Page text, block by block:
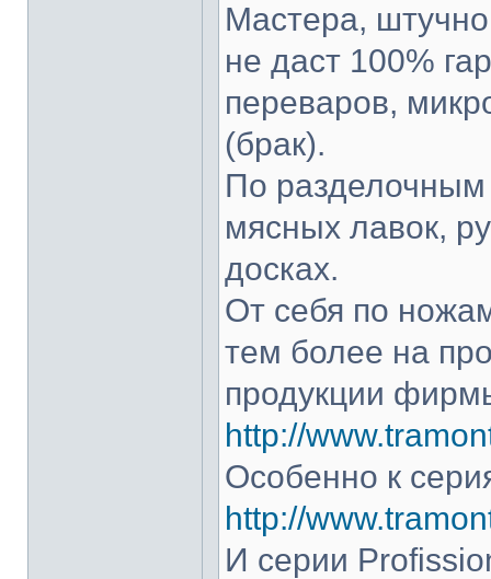
Мастера,
не даст 100%
переваров,
(брак).
По разделочным
мясных лавок,
досках.
От себя по
тем более на
продукции
http://
Особенно к
http://
И серии